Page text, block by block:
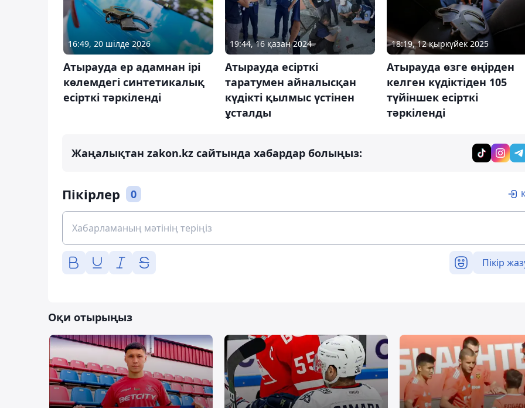
16:49, 20 шілде 2026
Атырауда ер адамнан ірі
көлемдегі синтетикалық
есірткі тәркіленді
19:44, 16 қазан 2024
Атырауда есірткі
таратумен айналысқан
күдікті қылмыс үстінен
ұсталды
18:19, 12 қыркүйек 2025
Атырауда өзге өңірден
келген күдіктіден 105
түйіншек есірткі
тәркіленді
Жаңалықтан zakon.kz сайтында хабардар болыңыз:
Пікірлер 0
Пікір
Оқи отырыңыз